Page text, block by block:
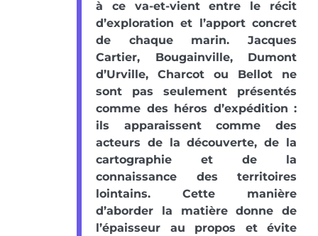
à ce va-et-vient entre le récit
d’exploration et l’apport concret
de chaque marin. Jacques
Cartier, Bougainville, Dumont
d’Urville, Charcot ou Bellot ne
sont pas seulement présentés
comme des héros d’expédition :
ils apparaissent comme des
acteurs de la découverte, de la
cartographie et de la
connaissance des territoires
lointains. Cette manière
d’aborder la matière donne de
l’épaisseur au propos et évite